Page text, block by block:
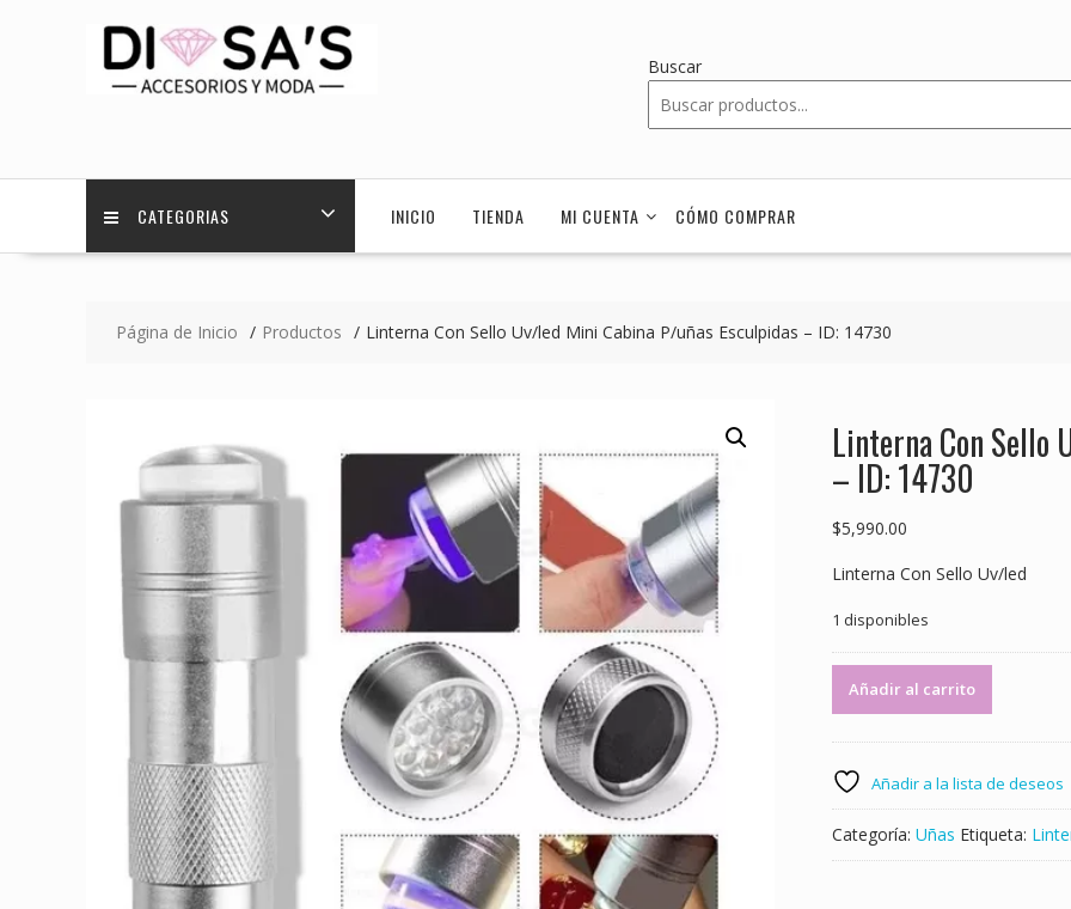
Buscar
CATEGORIAS INICIO TIENDA MI CUENTA CÓMO COMPRAR
Página de Inicio Productos Linterna Con Sello Uv/led Mini Cabina P/uñas Esculpidas – ID: 14730
Linterna Con Sello
– ID: 14730
$5,990.00
Linterna Con Sello Uv/led
1 disponibles
Con
Mini
Cabina
P/uñas
Esculpidas
Añadir al carrito
Añadir a la lista de deseos
Categoría: Uñas Etiqueta: